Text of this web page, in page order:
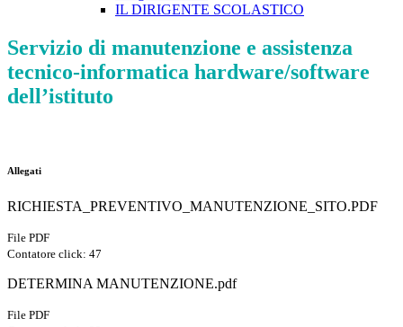
IL DIRIGENTE SCOLASTICO
Servizio di manutenzione e assistenza
tecnico-informatica hardware/software
dell’istituto
Allegati
RICHIESTA_PREVENTIVO_MANUTENZIONE_SITO.PDF
File PDF
Contatore click: 47
DETERMINA MANUTENZIONE.pdf
File PDF